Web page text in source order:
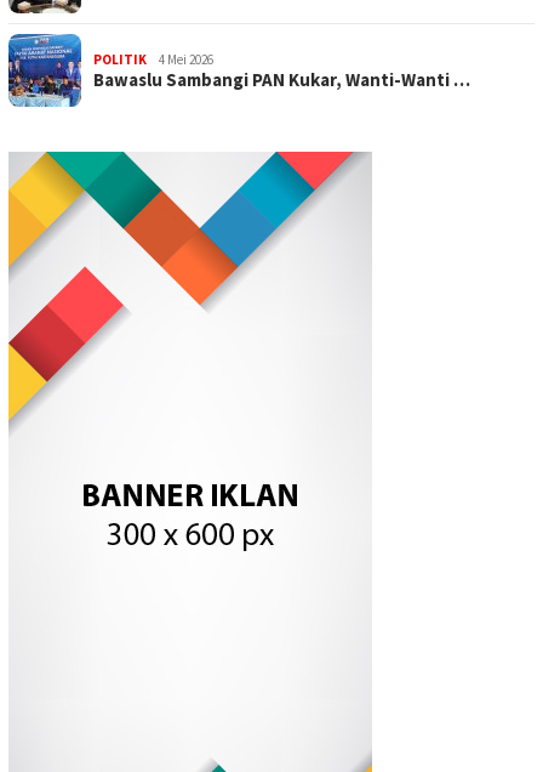
POLITIK 4 Mei 2026
Bawaslu Sambangi PAN Kukar, Wanti-Wanti …